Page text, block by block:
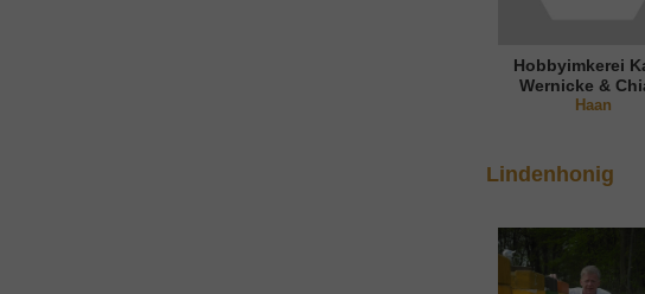
Hobbyimkerei
Wernicke &
Nguyen
Haan
Lindenhonig